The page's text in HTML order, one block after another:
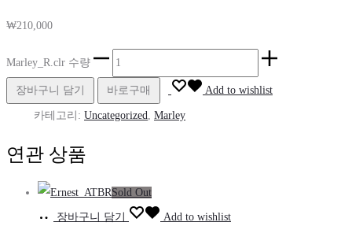
₩210,000
Marley_R.clr 수량
장바구니 담기 바로구매 Add to wishlist
카테고리: Uncategorized, Marley
연관 상품
Sold Out
장바구니 담기 Add to wishlist